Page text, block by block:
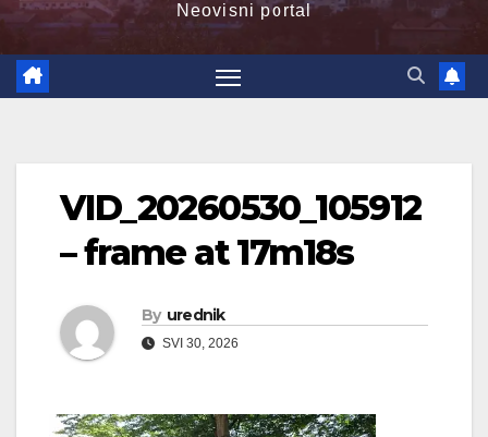
Neovisni portal
VID_20260530_105912
– frame at 17m18s
By urednik
SVI 30, 2026